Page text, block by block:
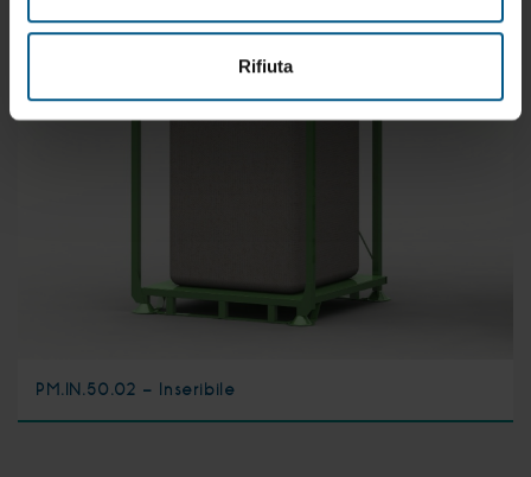
Rifiuta
PM.IN.50.02 - Inseribile